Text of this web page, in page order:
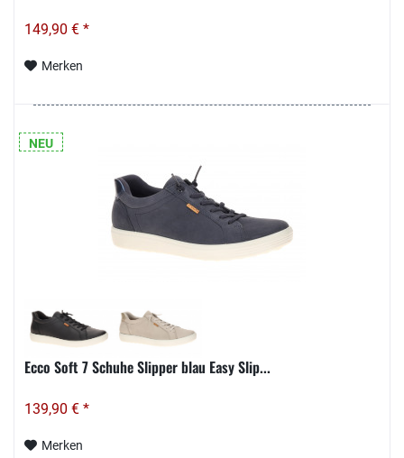
149,90 € *
Merken
NEU
Ecco Soft 7 Schuhe Slipper blau Easy Slip...
139,90 € *
Merken